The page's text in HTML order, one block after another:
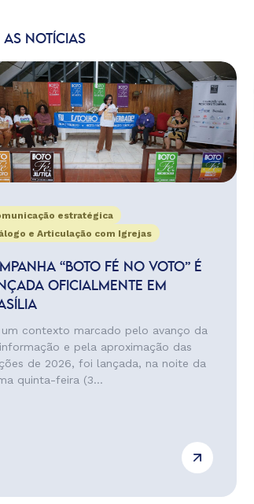
AS NOTÍCIAS
estratégica
e Articulação com Igrejas
“BOTO FÉ NO VOTO” É
OFICIALMENTE EM
um contexto marcado pelo avanço da
e pela aproximação das
de 2026, foi lançada, na noite da
quinta-feira (3...